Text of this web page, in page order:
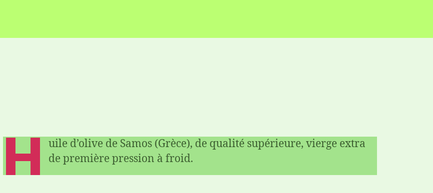
H uile d’olive de Samos (Grèce), de qualité supérieure, vierge extra
de première pression à froid.